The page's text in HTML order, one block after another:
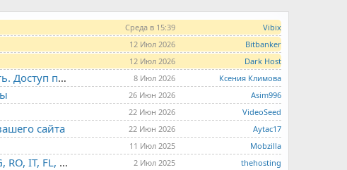
Среда в 15:39 Vibix
12 Июл 2026 Bitbanker
12 Июл 2026
Dark Host
LITE.HOST - хостинг и серверы от 99 рублей для тех, кто любит не переплачивать. Доступ по SSH, поддержка PHP, GIT, COMPOSER, сертификаты Let's Encrypt 8 Июл 2026
Ксения Климова
26 Июн 2026
Asim996
22 Июн 2026
VideoSeed
сайта 22 Июн 2026
Aytac17
11 Июл 2025
Mobzilla
THE.HOSTING - VPS/VDS - MD, UA, USA, HK, LV, NL, CA, DE, SK, CZE, GB, IL, TR, PL, BG, RO, IT, FL, HU, PT. 2 Июл 2025
thehosting